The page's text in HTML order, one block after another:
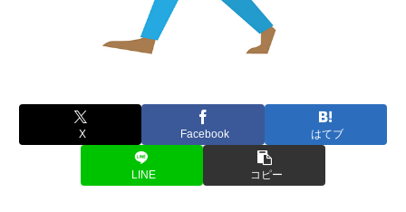
X Facebook はてブ
LINE コピー